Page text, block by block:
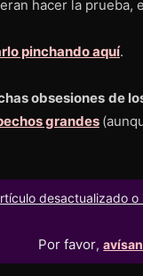
hacer la prueba,
pinchando aquí.
obsesiones de
grandes
desactualizado o
Por favor,